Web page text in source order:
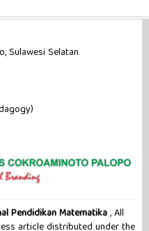
Sulawesi Selatan
Pendidikan Matematika, All
article distributed under the